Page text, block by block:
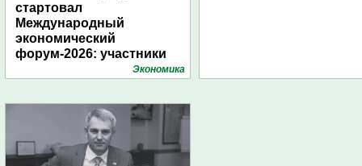
стартовал
Международный
экономический
форум-2026: участники
подготовили креативные
Экономика